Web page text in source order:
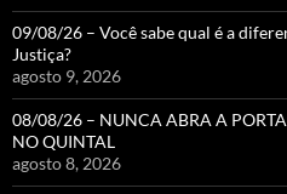
09/08/26 – Você sabe qual é a
Justiça?
agosto 9, 2026
08/08/26 – NUNCA ABRA A
NO QUINTAL
agosto 8, 2026